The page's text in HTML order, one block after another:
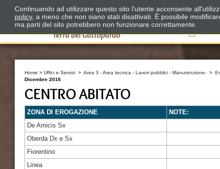
Il
Home > Uffici e Servizi > Area 3 - Area tecnica - Lavori pubblici - Manutenzione- >
Dicembre 2016
CENTRO ABITATO
ZONA DI EROGAZIONE
NOTE:
De Amicis Sx
Oberda Dx e Sx
Fiorentino
Linea
Continuando ad utilizzare questo sito l'utente acconsente
policy, a meno che non siano stati disattivati. È possibile
ma parti del sito potrebbero non funzionare correttamente.